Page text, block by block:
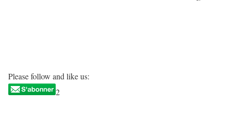
Please follow and like us:
2